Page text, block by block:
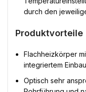
durch den
Produktvorteile
Flachheizkörper
integriertem
Optisch sehr